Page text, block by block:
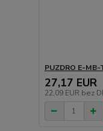
PUZDRO E-
27,17 EUR
22,09 EUR bez